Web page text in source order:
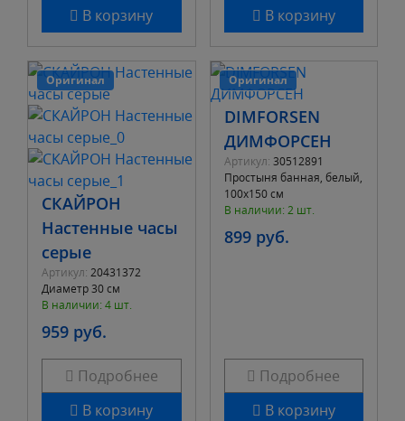
В корзину
В корзину
Оригинал
СКАЙРОН
Настенные часы
серые
Артикул: 20431372
Диаметр 30 см
В наличии: 4 шт.
959 руб.
Подробнее
В корзину
Оригинал
DIMFORSEN
ДИМФОРСЕН
Артикул: 30512891
Простыня банная, белый,
100x150 см
В наличии: 2 шт.
899 руб.
Подробнее
В корзину